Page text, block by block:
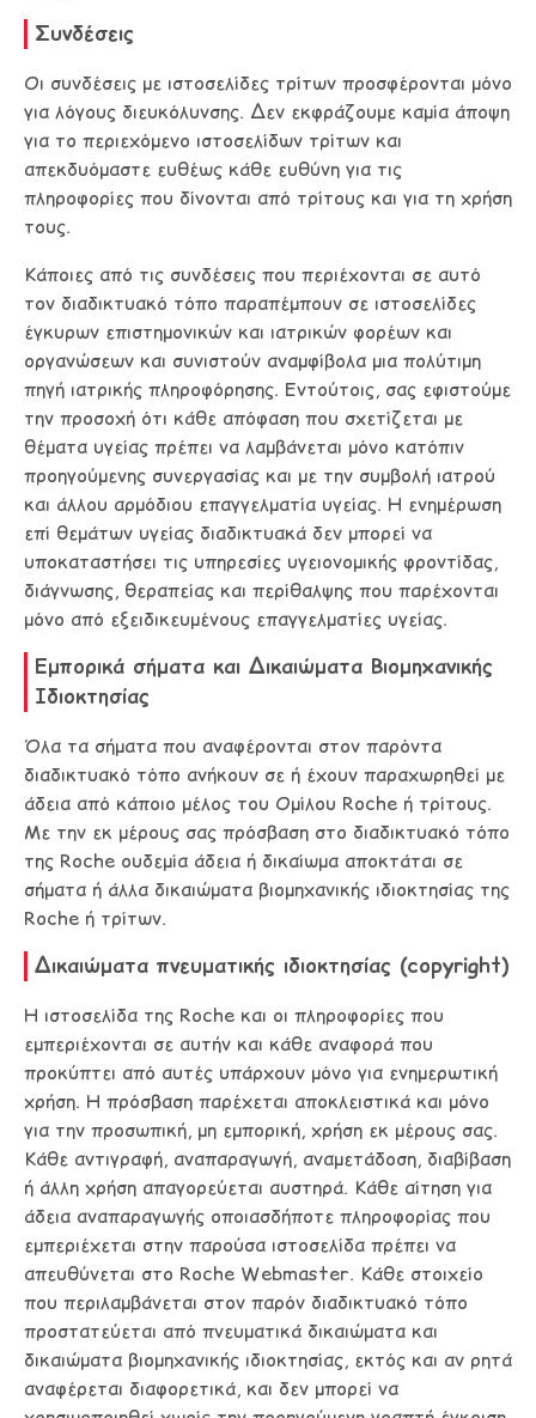
Συνδέσεις
Οι συνδέσεις με ιστοσελίδες τρίτων προσφέρονται μόνο
για λόγους διευκόλυνσης. Δεν εκφράζουμε καμία άποψη
για το περιεχόμενο ιστοσελίδων τρίτων και
απεκδυόμαστε ευθέως κάθε ευθύνη για τις
πληροφορίες που δίνονται από τρίτους και για τη χρήση
τους.
Κάποιες από τις συνδέσεις που περιέχονται σε αυτό
τον διαδικτυακό τόπο παραπέμπουν σε ιστοσελίδες
έγκυρων επιστημονικών και ιατρικών φορέων και
οργανώσεων και συνιστούν αναμφίβολα μια πολύτιμη
πηγή ιατρικής πληροφόρησης. Εντούτοις, σας εφιστούμε
την προσοχή ότι κάθε απόφαση που σχετίζεται με
θέματα υγείας πρέπει να λαμβάνεται μόνο κατόπιν
προηγούμενης συνεργασίας και με την συμβολή ιατρού
και άλλου αρμόδιου επαγγελματία υγείας. Η ενημέρωση
επί θεμάτων υγείας διαδικτυακά δεν μπορεί να
υποκαταστήσει τις υπηρεσίες υγειονομικής φροντίδας,
διάγνωσης, θεραπείας και περίθαλψης που παρέχονται
μόνο από εξειδικευμένους επαγγελματίες υγείας.
Εμπορικά σήματα και Δικαιώματα Βιομηχανικής
Ιδιοκτησίας
Όλα τα σήματα που αναφέρονται στον παρόντα
διαδικτυακό τόπο ανήκουν σε ή έχουν παραχωρηθεί με
άδεια από κάποιο μέλος του Ομίλου Roche ή τρίτους.
Με την εκ μέρους σας πρόσβαση στο διαδικτυακό τόπο
της Roche ουδεμία άδεια ή δικαίωμα αποκτάται σε
σήματα ή άλλα δικαιώματα βιομηχανικής ιδιοκτησίας της
Roche ή τρίτων.
Δικαιώματα πνευματικής ιδιοκτησίας (copyright)
Η ιστοσελίδα της Roche και οι πληροφορίες που
εμπεριέχονται σε αυτήν και κάθε αναφορά που
προκύπτει από αυτές υπάρχουν μόνο για ενημερωτική
χρήση. Η πρόσβαση παρέχεται αποκλειστικά και μόνο
για την προσωπική, μη εμπορική, χρήση εκ μέρους σας.
Κάθε αντιγραφή, αναπαραγωγή, αναμετάδοση, διαβίβαση
ή άλλη χρήση απαγορεύεται αυστηρά. Κάθε αίτηση για
άδεια αναπαραγωγής οποιασδήποτε πληροφορίας που
εμπεριέχεται στην παρούσα ιστοσελίδα πρέπει να
απευθύνεται στο Roche Webmaster. Κάθε στοιχείο
που περιλαμβάνεται στον παρόν διαδικτυακό τόπο
προστατεύεται από πνευματικά δικαιώματα και
δικαιώματα βιομηχανικής ιδιοκτησίας, εκτός και αν ρητά
αναφέρεται διαφορετικά, και δεν μπορεί να